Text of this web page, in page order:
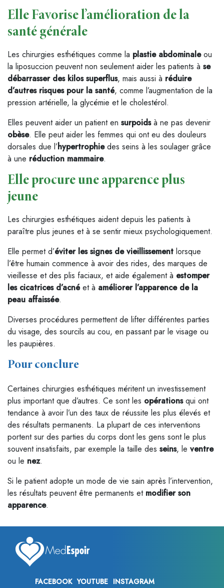
Elle Favorise l’amélioration de la
santé générale
Les chirurgies esthétiques comme la plastie abdominaleou
la liposuccion peuvent non seulement aider les patients à se
débarrasser des kilos superflus, mais aussi à réduire
d’autres risques pour la santé, comme l’augmentation de la
pression artérielle, la glycémie et le cholestérol.
Elles peuvent aider un patient en surpoidsà ne pas devenir
obèse. Elle peut aider les femmes qui ont eu des douleurs
dorsales due l’hypertrophiedes seins à les soulager grâce
à une réduction mammaire.
Elle procure une apparence plus
jeune
Les chirurgies esthétiques aident depuis les patients à
paraître plus jeunes et à se sentir mieux psychologiquement.
Elle permet d’éviter les signes de vieillissement lorsque
l’être humain commence à avoir des rides, des marques de
vieillesse et des plis faciaux, et aide également à estomper
les cicatrices d’acnéet à améliorer l’apparence de la
peau affaissée.
Diverses procédures permettent de lifter différentes parties
du visage, des sourcils au cou, en passant par le visage ou
les paupières.
Pour conclure
Certaines chirurgies esthétiques méritent un investissement
plus important que d’autres. Ce sont les opérationsqui ont
tendance à avoir l’un des taux de réussite les plus élevés et
des résultats permanents. La plupart de ces interventions
portent sur des parties du corps dont les gens sont le plus
souvent insatisfaits, par exemple la taille des seins, le ventre
ou le nez.
Si le patient adopte un mode de vie sain après l’intervention,
les résultats peuvent être permanents et modifier son
apparence.
FACEBOOK YOUTUBE INSTAGRAM